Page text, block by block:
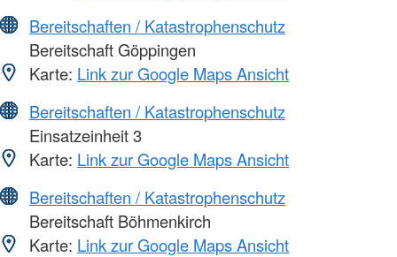
Bereitschaften / Katastrophenschutz
Bereitschaft Göppingen
Karte: Link zur Google Maps Ansicht
Bereitschaften / Katastrophenschutz
Einsatzeinheit 3
Karte: Link zur Google Maps Ansicht
Bereitschaften / Katastrophenschutz
Bereitschaft Böhmenkirch
Karte: Link zur Google Maps Ansicht